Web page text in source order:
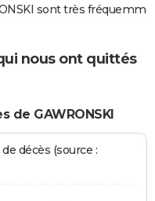
sont très
nous ont quittés
de GAWRONSKI
décès (source :